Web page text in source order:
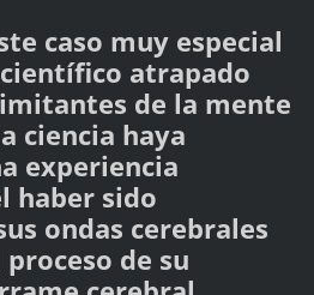
caso muy especial
atrapado
de la mente
ciencia haya
experiencia
haber sido
ondas cerebrales
de su